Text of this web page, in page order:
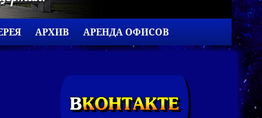
АРХИВ АРЕНДА ОФИСОВ